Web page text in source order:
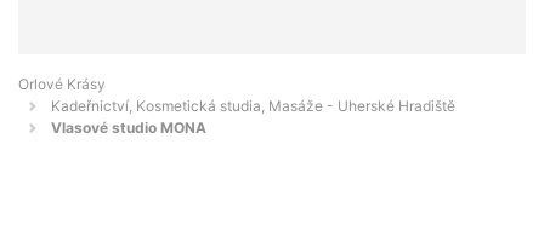
Orlové Krásy
Kadeřnictví, Kosmetická studia, Masáže - Uherské Hradiště
Vlasové studio MONA